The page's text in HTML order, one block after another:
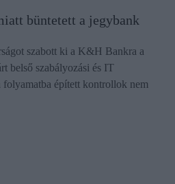
büntetett a jegybank
szabott ki a K&H Bankra a
belső szabályozási és IT
épített kontrollok nem